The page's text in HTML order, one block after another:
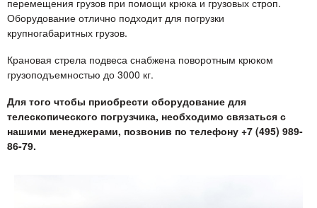
Оборудование отлично подходит для погрузки
крупногабаритных грузов.
Крановая стрела подвеса снабжена поворотным крюком
грузоподъемностью до 3000 кг.
Для того чтобы приобрести оборудование для
телескопического погрузчика, необходимо связаться с
нашими менеджерами, позвонив по телефону +7 (495) 989-
86-79.